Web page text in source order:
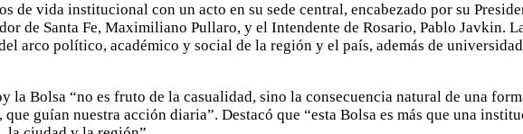
de vida institucional con un acto en su sede central, encabezado por su
de Santa Fe, Maximiliano Pullaro, y el Intendente de Rosario, Pablo Javkin.
arco político, académico y social de la región y el país, además de
Bolsa “no es fruto de la casualidad, sino la consecuencia natural de una
guían nuestra acción diaria”. Destacó que “esta Bolsa es más que una